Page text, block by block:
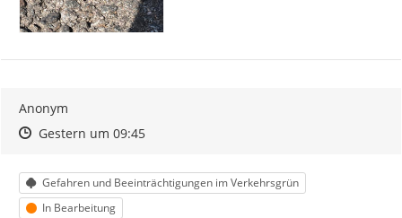
Anonym
Zeitpunkt des Erstellens
Zeitpunkt des Erstellens
Gestern um 09:45Zur Äußerung
Kategorie
Gefahren und Beeinträchtigungen im Verkehrsgrün
Status
In Bearbeitung